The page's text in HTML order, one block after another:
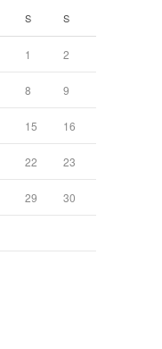
S S
1 2
8 9
15 16
22 23
29 30